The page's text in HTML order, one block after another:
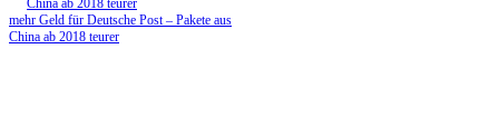
mehr Geld für Deutsche Post – Pakete aus
China ab 2018 teurer